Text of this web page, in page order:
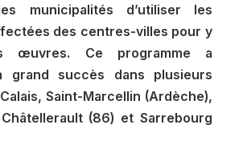
municipalités d’utiliser les
des centres-villes pour y
œuvres. Ce programme a
grand succès dans plusieurs
Saint-Marcellin (Ardèche),
(86) et Sarrebourg